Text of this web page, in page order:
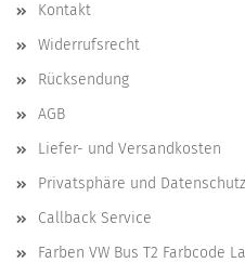
Kontakt
Widerrufsrecht
Rücksendung
AGB
Liefer- und Versandkosten
Privatsphäre und Datenschutz
Callback Service
Farben VW Bus T2 Farbcode